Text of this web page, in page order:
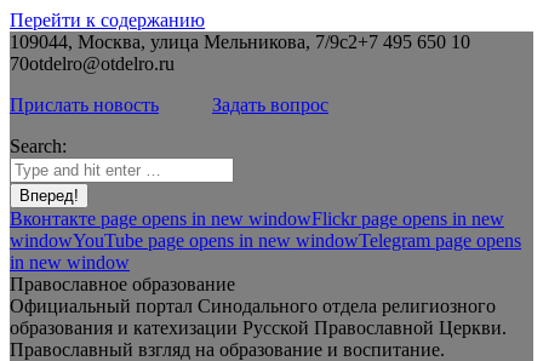
Перейти к содержанию
109044, Москва, улица Мельникова, 7/9с2+7 495 650 10
70otdelro@otdelro.ru
Прислать новость
Задать вопрос
Search:
Вконтакте page opens in new windowFlickr page opens in new
windowYouTube page opens in new windowTelegram page opens
in new window
Православное образование
Официальный портал Синодального отдела религиозного
образования и катехизации Русской Православной Церкви.
Православный взгляд на образование и воспитание.